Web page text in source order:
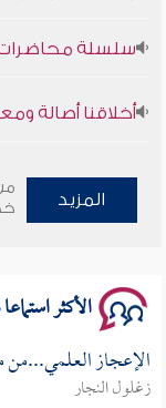
سلسلة محاضرات
المزيد
الأكثر
الإعجاز
زغلول النجار